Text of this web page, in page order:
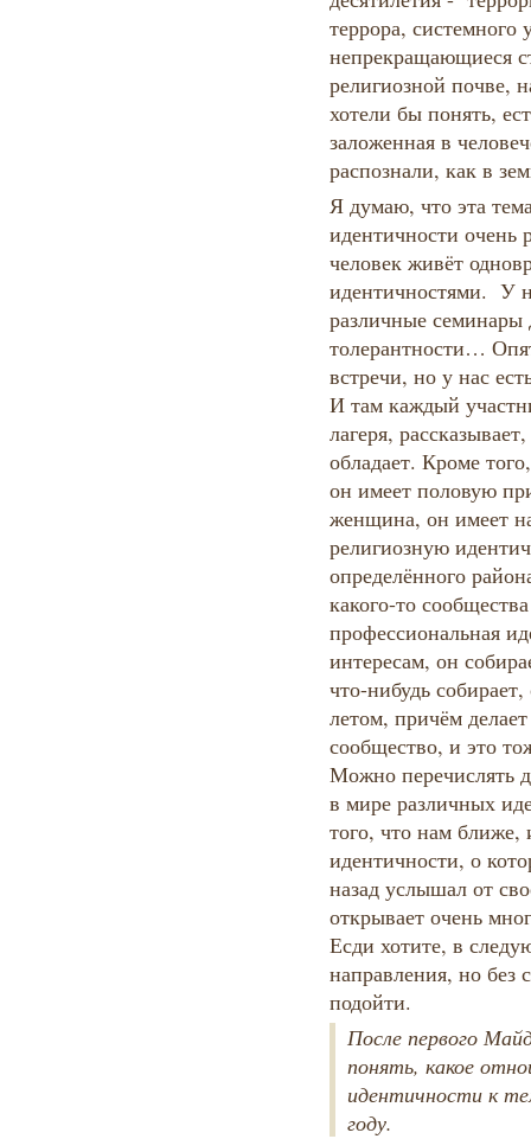
террора, системного
непрекращающиеся
религиозной почве,
хотели бы понять,
заложенная в
распознали, как в
Я думаю, что эта
идентичности очень
человек живёт
идентичностями. У
различные семинары
толерантности…
встречи, но у нас
И там каждый
лагеря,
обладает. Кроме
он имеет половую
женщина, он имеет
религиозную
определённого
какого-то
профессиональная
интересам, он
что-нибудь
летом, причём
сообщество, и это
Можно перечислять
в мире различных
того, что нам ближе,
идентичности, о
назад услышал от
открывает очень
Есди хотите, в
направления, но без
подойти.
После первого
понять, какое
идентичности к
году.